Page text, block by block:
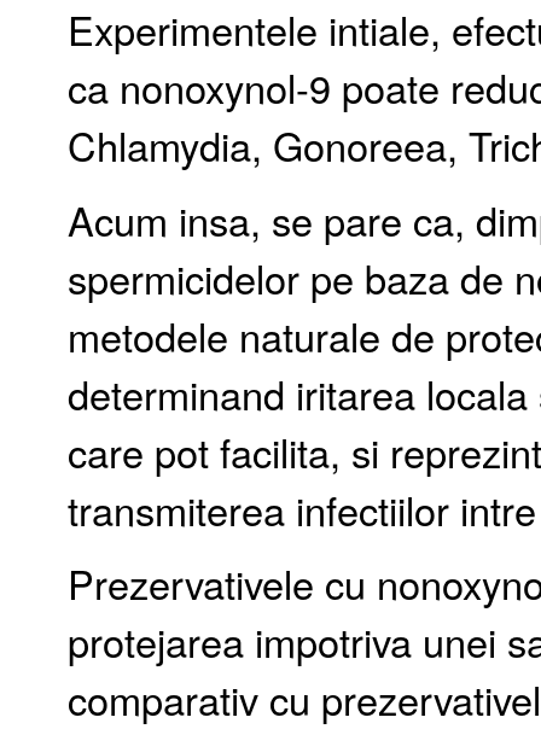
Experimentele intiale,
ca nonoxynol-9 poate
Chlamydia, Gonoreea,
Acum insa, se pare ca,
spermicidelor pe baza de
metodele naturale de
determinand iritarea
care pot facilita, si
transmiterea infectiilor
Prezervativele cu
protejarea impotriva unei
comparativ cu